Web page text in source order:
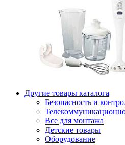
Другие товары каталога
Безопасность и
Все для монтажа
Детские товары
Оборудование